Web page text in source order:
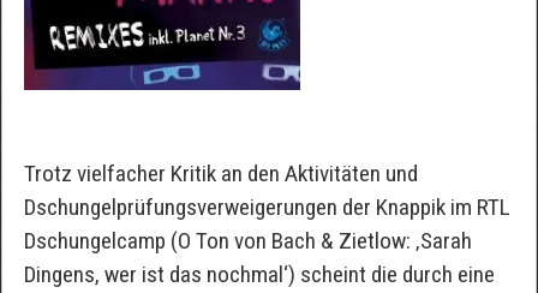
Trotz vielfacher Kritik an den Aktivitäten und
Dschungelprüfungsverweigerungen der Knappik im RTL
Dschungelcamp (O Ton von Bach & Zietlow: ‚Sarah
Dingens, wer ist das nochmal‘) scheint die durch eine